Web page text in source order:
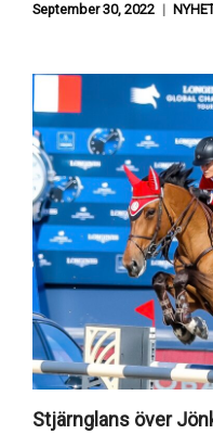
September 30, 2022
Stjärnglans över